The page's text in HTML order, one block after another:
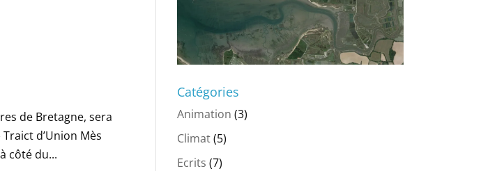
de Bretagne, sera
d’Union Mès
côté du...
Catégories
Animation (3)
Climat(5)
Ecrits (7)